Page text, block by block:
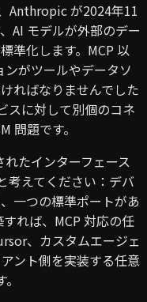
Anthropic が2024年11
AI モデルが外部のデー
準化します。MCP 以
がツールやデータソ
ればなりませんでした
スに対して別個のコネ
問題です。
たインターフェース
考えてください：デバ
一つの標準ポートがあ
れば、MCP 対応の任
、カスタムエージェ
ント側を実装する任意